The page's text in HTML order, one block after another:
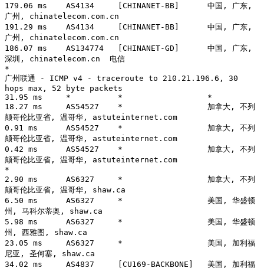
179.06 ms    AS4134     [CHINANET-BB]      中国, 广东,
广州, chinatelecom.com.cn
191.29 ms    AS4134     [CHINANET-BB]      中国, 广东,
广州, chinatelecom.com.cn
186.07 ms    AS134774   [CHINANET-GD]      中国, 广东,
深圳, chinatelecom.cn  电信
*
广州联通 - ICMP v4 - traceroute to 210.21.196.6, 30
hops max, 52 byte packets
31.95 ms     *          *                  *
18.27 ms     AS54527    *                  加拿大, 不列
颠哥伦比亚省, 温哥华, astuteinternet.com
0.91 ms      AS54527    *                  加拿大, 不列
颠哥伦比亚省, 温哥华, astuteinternet.com
0.42 ms      AS54527    *                  加拿大, 不列
颠哥伦比亚省, 温哥华, astuteinternet.com
*
2.90 ms      AS6327     *                  加拿大, 不列
颠哥伦比亚省, 温哥华, shaw.ca
6.50 ms      AS6327     *                  美国, 华盛顿
州, 马科尔蒂奥, shaw.ca
5.98 ms      AS6327     *                  美国, 华盛顿
州, 西雅图, shaw.ca
23.05 ms     AS6327     *                  美国, 加利福
尼亚, 圣何塞, shaw.ca
34.02 ms     AS4837     [CU169-BACKBONE]   美国, 加利福